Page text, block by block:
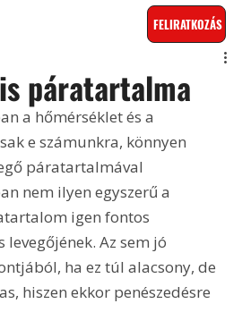
FELIRATKOZÁS
páratartalma
a hőmérséklet és a
e számunkra, könnyen
páratartalmával
nem ilyen egyszerű a
igen fontos
Az sem jó
ha ez túl alacsony, de
hiszen ekkor penészedésre